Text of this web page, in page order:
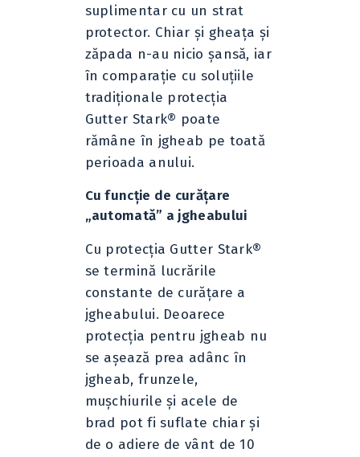
suplimentar cu un strat
protector. Chiar şi gheaţa şi
zăpada n-au nicio şansă, iar
în comparaţie cu soluţiile
tradiţionale protecţia
Gutter Stark® poate
rămâne în jgheab pe toată
perioada anului.
Cu funcţie de curăţare
„automată” a jgheabului
Cu protecţia Gutter Stark®
se termină lucrările
constante de curăţare a
jgheabului. Deoarece
protecţia pentru jgheab nu
se aşează prea adânc în
jgheab, frunzele,
muşchiurile şi acele de
brad pot fi suflate chiar şi
de o adiere de vânt de 10